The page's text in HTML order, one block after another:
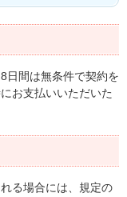
日間は無条件で契約を
お支払いいただいた
る場合には、規定の